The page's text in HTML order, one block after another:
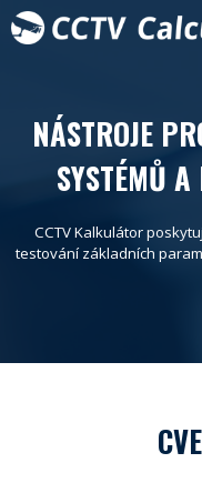
NÁSTROJE
SYSTÉMŮ
CCTV Kalkulátor
testování základních